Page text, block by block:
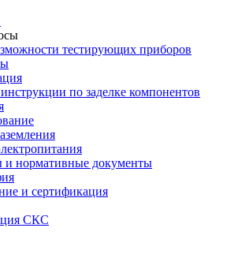
тестирующих приборов
по заделке компонентов
и нормативные документы
и сертификация
СКС